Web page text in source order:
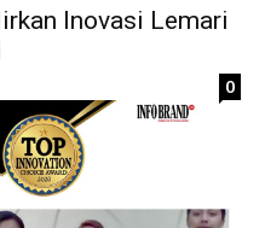
Inovasi Lemari
0